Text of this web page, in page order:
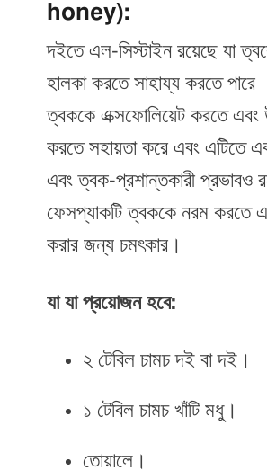
honey):
দইতে এল-সিস্টাইন রয়েছে যা
হালকা করতে সাহায্য করতে পারে
ত্বককে এক্সফোলিয়েট করতে এবং
করতে সহায়তা করে এবং এটিতে
এবং ত্বক-প্রশান্তকারী প্রভাবও
ফেসপ্যাকটি ত্বককে নরম করতে
করার জন্য চমৎকার।
যা যা প্রয়োজন হবে:
২ টেবিল চামচ দই বা দই।
১ টেবিল চামচ খাঁটি মধু।
তোয়ালে।